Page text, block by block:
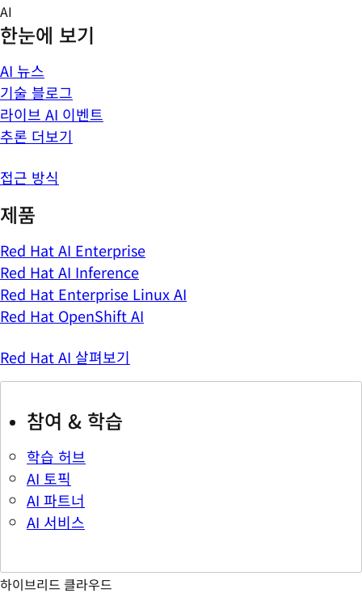
Skip
to
content
AI
한눈에 보기
AI 뉴스
기술 블로그
라이브 AI 이벤트
추론 더보기
접근 방식
제품
Red Hat AI Enterprise
Red Hat AI Inference
Red Hat Enterprise Linux AI
Red Hat OpenShift AI
Red Hat AI 살펴보기
참여 & 학습
학습 허브
AI 토픽
AI 파트너
AI 서비스
하이브리드 클라우드